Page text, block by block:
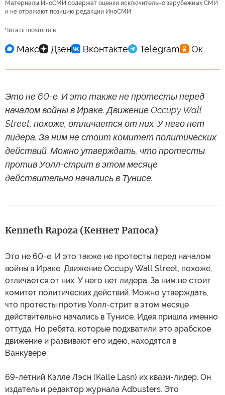
Материалы ИноСМИ содержат оценки исключительно зарубежных СМИ
и не отражают позицию редакции ИноСМИ
Читать inosmi.ru в
Это не 60-е. И это также не протесты перед
началом войны в Ираке. Движение Occupy Wall
Street, похоже, отличается от них. У него нет
лидера. За ним не стоит комитет политических
действий. Можно утверждать, что протесты
против Уолл-стрит в этом месяце
действительно начались в Тунисе.
Kenneth Rapoza (Кеннет Рапоса)
Это не 60-е. И это также не протесты перед началом
войны в Ираке. Движение Occupy Wall Street, похоже,
отличается от них. У него нет лидера. За ним не стоит
комитет политических действий. Можно утверждать,
что протесты против Уолл-стрит в этом месяце
действительно начались в Тунисе. Идея пришла именно
оттуда. Но ребята, которые подхватили это арабское
движение и развивают его идею, находятся в
Ванкувере.
69-летний Кэлле Лэсн (Kalle Lasn) их квази-лидер. Он
издатель и редактор журнала Adbusters. Это